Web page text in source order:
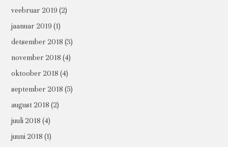
veebruar 2019 (2)
jaanuar 2019 (1)
detsember 2018 (3)
november 2018 (4)
oktoober 2018 (4)
september 2018 (5)
august 2018 (2)
juuli 2018 (4)
juuni 2018 (1)